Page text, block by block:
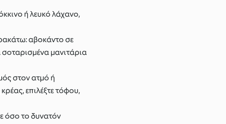
ή λευκό λάχανο,
αβοκάντο σε
σοταρισμένα μανιτάρια
στον ατμό ή
επιλέξτε τόφου,
όσο το δυνατόν